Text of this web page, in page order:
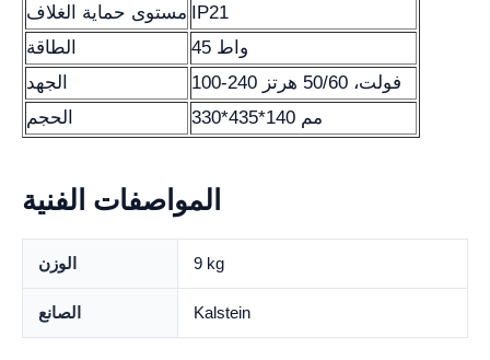
مستوى حماية الغلاف IP21
الطاقة
45 واط
الجهد
100-240 فولت، 50/60 هرتز
الحجم
330*435*140 مم
المواصفات الفنية
الوزن 9 kg
الصانع Kalstein